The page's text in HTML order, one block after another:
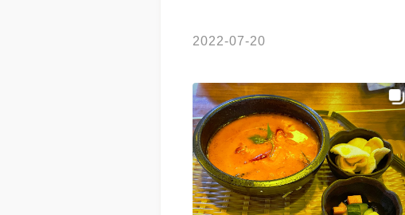
2022-07-20